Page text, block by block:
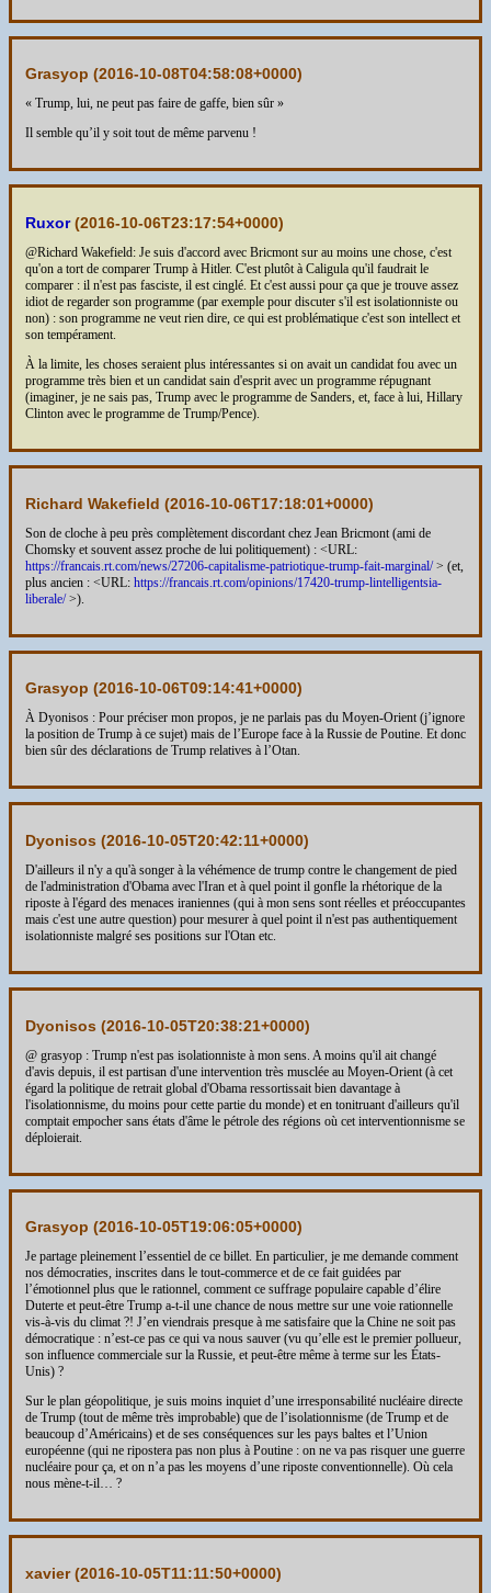
Grasyop (2016-10-08T04:58:08+0000)
« Trump, lui, ne peut pas faire de gaffe, bien sûr »
Il semble qu’il y soit tout de même parvenu !
Ruxor(2016-10-06T23:17:54+0000)
@Richard Wakefield: Je suis d'accord avec Bricmont sur au moins une chose, c'est
qu'on a tort de comparer Trump à Hitler. C'est plutôt à Caligula qu'il faudrait le
comparer : il n'est pas fasciste, il est cinglé. Et c'est aussi pour ça que je trouve assez
idiot de regarder son programme (par exemple pour discuter s'il est isolationniste ou
non) : son programme ne veut rien dire, ce qui est problématique c'est son intellect et
son tempérament.
À la limite, les choses seraient plus intéressantes si on avait un candidat fou avec un
programme très bien et un candidat sain d'esprit avec un programme répugnant
(imaginer, je ne sais pas, Trump avec le programme de Sanders, et, face à lui, Hillary
Clinton avec le programme de Trump/Pence).
Richard Wakefield (2016-10-06T17:18:01+0000)
Son de cloche à peu près complètement discordant chez Jean Bricmont (ami de
Chomsky et souvent assez proche de lui politiquement) : <URL:
https://francais.rt.com/news/27206-capitalisme-patriotique-trump-fait-marginal/> (et,
plus ancien : <URL: https://francais.rt.com/opinions/17420-trump-lintelligentsia-
liberale/>).
Grasyop (2016-10-06T09:14:41+0000)
À Dyonisos : Pour préciser mon propos, je ne parlais pas du Moyen-Orient (j’ignore
la position de Trump à ce sujet) mais de l’Europe face à la Russie de Poutine. Et donc
bien sûr des déclarations de Trump relatives à l’Otan.
Dyonisos (2016-10-05T20:42:11+0000)
D'ailleurs il n'y a qu'à songer à la véhémence de trump contre le changement de pied
de l'administration d'Obama avec l'Iran et à quel point il gonfle la rhétorique de la
riposte à l'égard des menaces iraniennes (qui à mon sens sont réelles et préoccupantes
mais c'est une autre question) pour mesurer à quel point il n'est pas authentiquement
isolationniste malgré ses positions sur l'Otan etc.
Dyonisos (2016-10-05T20:38:21+0000)
@ grasyop : Trump n'est pas isolationniste à mon sens. A moins qu'il ait changé
d'avis depuis, il est partisan d'une intervention très musclée au Moyen-Orient (à cet
égard la politique de retrait global d'Obama ressortissait bien davantage à
l'isolationnisme, du moins pour cette partie du monde) et en tonitruant d'ailleurs qu'il
comptait empocher sans états d'âme le pétrole des régions où cet interventionnisme se
déploierait.
Grasyop (2016-10-05T19:06:05+0000)
Je partage pleinement l’essentiel de ce billet. En particulier, je me demande comment
nos démocraties, inscrites dans le tout-commerce et de ce fait guidées par
l’émotionnel plus que le rationnel, comment ce suffrage populaire capable d’élire
Duterte et peut-être Trump a-t-il une chance de nous mettre sur une voie rationnelle
vis-à-vis du climat ?! J’en viendrais presque à me satisfaire que la Chine ne soit pas
démocratique : n’est-ce pas ce qui va nous sauver (vu qu’elle est le premier pollueur,
son influence commerciale sur la Russie, et peut-être même à terme sur les États-
Unis) ?
Sur le plan géopolitique, je suis moins inquiet d’une irresponsabilité nucléaire directe
de Trump (tout de même très improbable) que de l’isolationnisme (de Trump et de
beaucoup d’Américains) et de ses conséquences sur les pays baltes et l’Union
européenne (qui ne ripostera pas non plus à Poutine : on ne va pas risquer une guerre
nucléaire pour ça, et on n’a pas les moyens d’une riposte conventionnelle). Où cela
nous mène-t-il… ?
xavier (2016-10-05T11:11:50+0000)